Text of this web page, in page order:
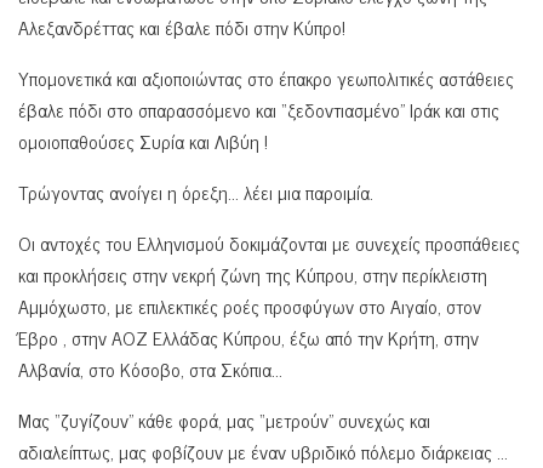
Αλεξανδρέττας και έβαλε πόδι στην Κύπρο!
Υπομονετικά και αξιοποιώντας στο έπακρο γεωπολιτικές αστάθειες
έβαλε πόδι στο σπαρασσόμενο και “ξεδοντιασμένο” Ιράκ και στις
ομοιοπαθούσες Συρία και Λιβύη !
Τρώγοντας ανοίγει η όρεξη… λέει μια παροιμία.
Οι αντοχές του Ελληνισμού δοκιμάζονται με συνεχείς προσπάθειες
και προκλήσεις στην νεκρή ζώνη της Κύπρου, στην περίκλειστη
Αμμόχωστο, με επιλεκτικές ροές προσφύγων στο Αιγαίο, στον
Έβρο , στην ΑΟΖ Ελλάδας Κύπρου, έξω από την Κρήτη, στην
Αλβανία, στο Κόσοβο, στα Σκόπια…
Μας “ζυγίζουν” κάθε φορά, μας “μετρούν” συνεχώς και
αδιαλείπτως, μας φοβίζουν με έναν υβριδικό πόλεμο διάρκειας …